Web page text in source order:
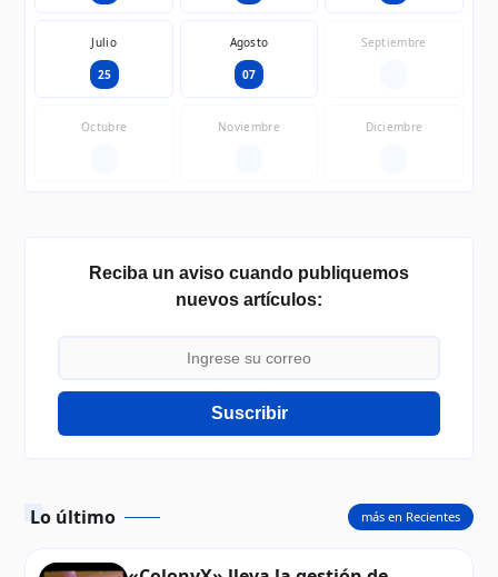
Julio
25
Agosto
07
Septiembre
Octubre Noviembre Diciembre
Reciba un aviso cuando publiquemos
nuevos artículos:
Suscribir
Lo último más en Recientes